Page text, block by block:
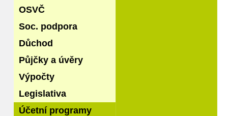
OSVČ
Soc. podpora
Důchod
Půjčky a úvěry
Výpočty
Legislativa
Účetní programy